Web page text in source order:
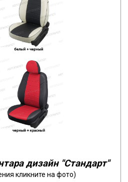
дизайн "Стандарт"
кликните на фото)